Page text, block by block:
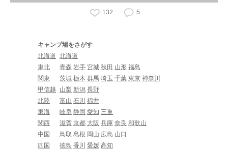
132 5
キャンプ場をさがす
北海道 北海道
東北
青森 岩手 宮城 秋田 山形 福島
関東
茨城 栃木 群馬 埼玉 千葉 東京 神奈川
甲信越
山梨 新潟 長野
北陸
富山 石川 福井
東海
岐阜 静岡 愛知 三重
関西
滋賀 京都 大阪 兵庫 奈良 和歌山
中国
鳥取 島根 岡山 広島 山口
四国
徳島 香川 愛媛 高知